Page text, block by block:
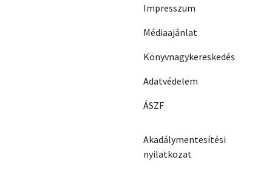
Impresszum
Médiaajánlat
Könyvnagykereskedés
Adatvédelem
ÁSZF
Akadálymentesítési
nyilatkozat